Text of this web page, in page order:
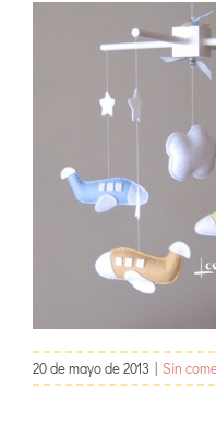
20 de mayo de 2013 | Sin